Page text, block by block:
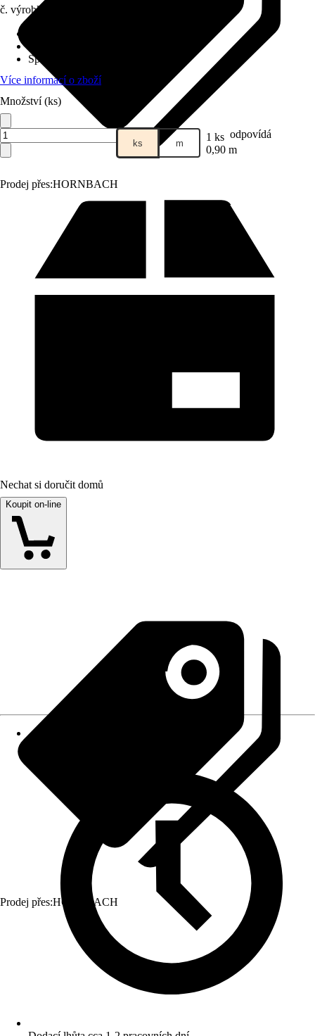
Prodej přes:HORNBACH
č. výrobku
Specifikace materiálu
Více informací o zboží
Množství (ks)
ks m 1 ks odpovídá
0,90 m
Nechat si doručit domů
Koupit on-line
Prodej přes:HORNBACH